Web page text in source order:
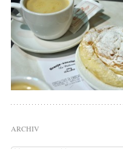
ARCHIV